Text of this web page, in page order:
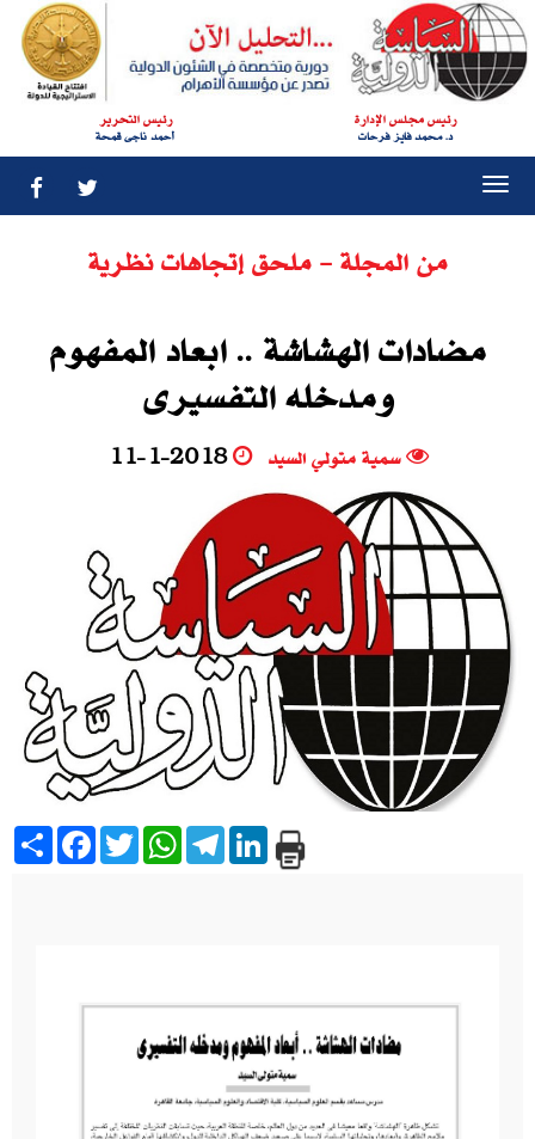
رئيس مجلس الإدارة
د. محمد فايز فرحات
رئيس التحرير
أحمد ناجى قمحة
من المجلة - ملحق إتجاهات نظرية
مضادات الهشاشة .. ابعاد المفهوم
ومدخله التفسيرى
سمية متولي السيد 11-1-2018
Share Facebook
TwitterWhatsAppTelegramLinkedIn